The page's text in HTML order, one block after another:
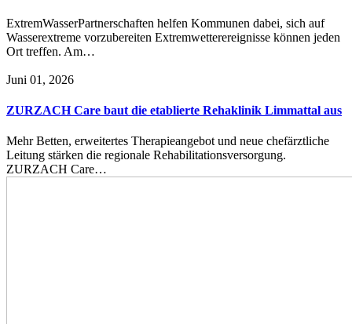
ExtremWasserPartnerschaften helfen Kommunen dabei, sich auf
Wasserextreme vorzubereiten Extremwetterereignisse können jeden
Ort treffen. Am…
Juni 01, 2026
ZURZACH Care baut die etablierte Rehaklinik Limmattal aus
Mehr Betten, erweitertes Therapieangebot und neue chefärztliche
Leitung stärken die regionale Rehabilitationsversorgung.
ZURZACH Care…